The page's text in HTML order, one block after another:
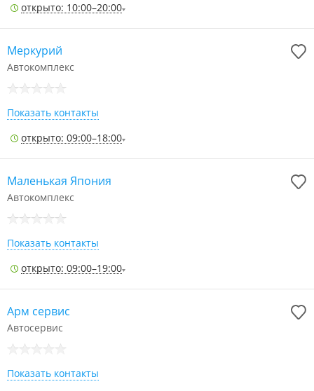
открыто: 10:00–20:00
Меркурий
Автокомплекс
Показать контакты
открыто: 09:00–18:00
Маленькая Япония
Автокомплекс
Показать контакты
открыто: 09:00–19:00
Арм сервис
Автосервис
Показать контакты